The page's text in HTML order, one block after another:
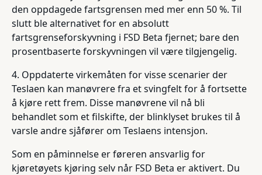
den oppdagede fartsgrensen med mer enn 50 %. Til
slutt ble alternativet for en absolutt
fartsgrenseforskyvning i FSD Beta fjernet; bare den
prosentbaserte forskyvningen vil være tilgjengelig.
4. Oppdaterte virkemåten for visse scenarier der
Teslaen kan manøvrere fra et svingfelt for å fortsette
å kjøre rett frem. Disse manøvrene vil nå bli
behandlet som et filskifte, der blinklyset brukes til å
varsle andre sjåfører om Teslaens intensjon.
Som en påminnelse er føreren ansvarlig for
kjøretøyets kjøring selv når FSD Beta er aktivert. Du